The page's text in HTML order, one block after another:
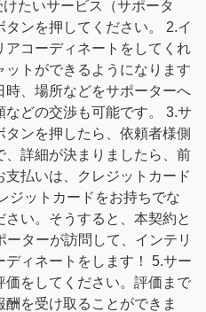
たいサービス（サポータ
ンを押してください。 2.イ
アコーディネートをしてくれ
トができるようになります
、場所などをサポーターへ
どの交渉も可能です。 3.サ
ンを押したら、依頼者様側
詳細が決まりましたら、前
払いは、クレジットカード
ジットカードをお持ちでな
い。そうすると、本契約と
ターが訪問して、インテリ
ィネートをします！ 5.サー
価をしてください。評価まで
を受け取ることができま